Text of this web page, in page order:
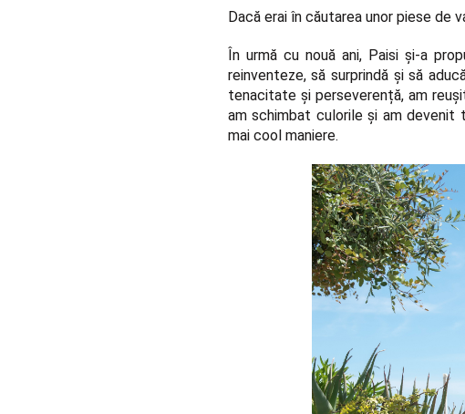
Dacă erai în căutarea unor piese de
În urmă cu nouă ani, Paisi și-a
reinventeze, să surprindă și să
tenacitate și perseverență, am
am schimbat culorile și am
mai cool maniere.